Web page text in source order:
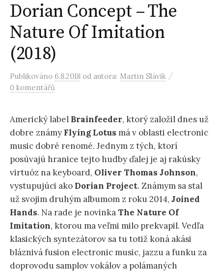
Dorian Concept – The
Nature Of Imitation
(2018)
Publikováno 6.8.2018 od autora: Martin Slávik /
0 komentářů
Americký label Brainfeeder, ktorý založil dnes už
dobre známy Flying Lotus má v oblasti electronic
music dobré renomé. Jednym z tých, ktorí
posúvajú hranice tejto hudby ďalej je aj rakúsky
virtuóz na keyboard, Oliver Thomas Johnson,
vystupujúci ako Dorian Project. Známym sa stal
už svojim druhým albumom z roku 2014, Joined
Hands. Na rade je novinkaThe Nature Of
Imitation, ktorou ma veľmi milo prekvapil. Vedľa
klasických syntezátorov sa tu totiž koná akási
bláznivá fusion electronic music, jazzu a funku za
doprovodu samplov vokálov a polámaných